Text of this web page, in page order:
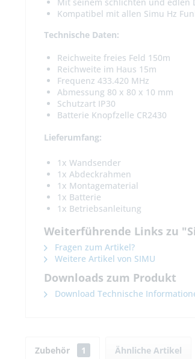
Mit seinem schlichten und edlen
Kompatibel mit allen Simu Hz
Technische Daten:
Reichweite freies Feld 150m
Reichweite im Haus 15m
Frequenz 433.420 MHz
Abmessung 80 x 80 x 10 mm
Schutzart IP30
Batterie Knopfzelle CR2430
Lieferumfang:
1x Wandsender
1x Abdeckrahmen
1x Montagematerial
1x Batterie
1x Betriebsanleitung
Weiterführende Links zu
Fragen zum Artikel?
Weitere Artikel von SIMU
Downloads zum Produkt
Download Technische
Zubehör 1 Ähnliche Artikel